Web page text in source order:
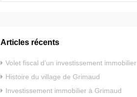
Articles récents
Volet fiscal d’un investissement immobilier
Histoire du village de Grimaud
Investissement immobilier à Grimaud